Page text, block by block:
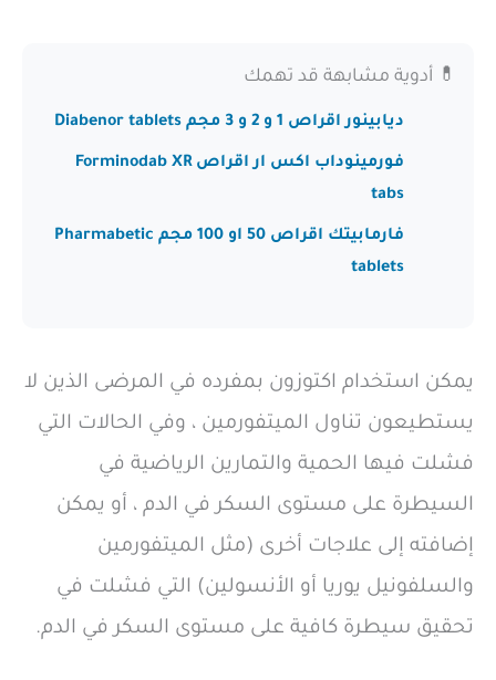
💊 أدوية مشابهة قد تهمك
ديابينور اقراص 1 و 2 و 3 مجم Diabenor tablets
فورمينوداب اكس ار اقراص Forminodab XR
tabs
فارمابيتك اقراص 50 او 100 مجم Pharmabetic
tablets
يمكن استخدام اكتوزون بمفرده في المرضى الذين لا
يستطيعون تناول الميتفورمين ، وفي الحالات التي
فشلت فيها الحمية والتمارين الرياضية في
السيطرة على مستوى السكر في الدم ، أو يمكن
إضافته إلى علاجات أخرى (مثل الميتفورمين
والسلفونيل يوريا أو الأنسولين) التي فشلت في
تحقيق سيطرة كافية على مستوى السكر في الدم.